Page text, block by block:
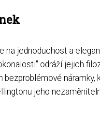
na jednoduchost a
odráží jejich
jeho